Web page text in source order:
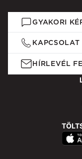
GYAKORI
KAPCSOLAT
HÍRLEVÉL